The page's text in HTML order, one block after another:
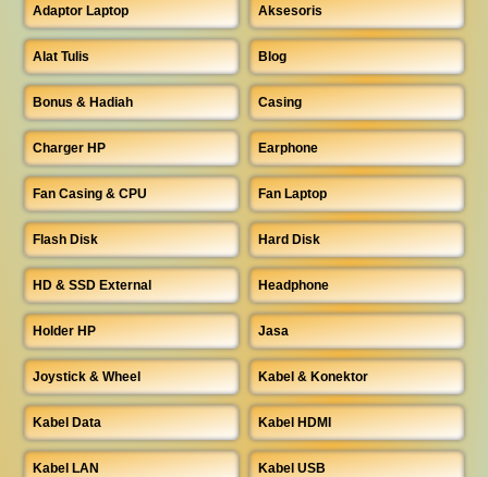
Adaptor Laptop Aksesoris
Alat Tulis Blog
Bonus & Hadiah Casing
Charger HP Earphone
Fan Casing & CPU Fan Laptop
Flash Disk Hard Disk
HD & SSD External Headphone
Holder HP Jasa
Joystick & Wheel Kabel & Konektor
Kabel Data Kabel HDMI
Kabel LAN Kabel USB